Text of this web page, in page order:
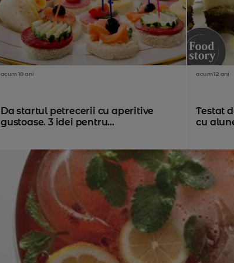
acum 10 ani
Da startul petrecerii cu aperitive
gustoase. 3 idei pentru...
acum 12 ani
Testat
cu